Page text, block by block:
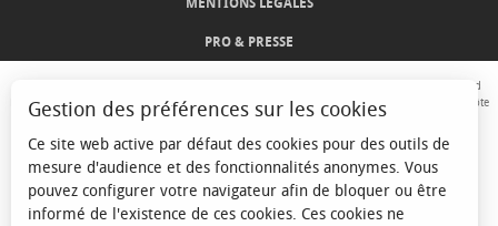
MENTIONS LÉGALES
PRO & PRESSE
Avec le concours de l'Union Européenne. L'Europe s'engage sur le Massif Alpin avec le fond
Européen de Développement Régional. Co-financé par le Conseil Régional Provence-Alpes-Côte
d'Azur et l'Etat, Commissariat Général des Territoires - FNADT - CIMA
Gestion des préférences sur les cookies
Ce site web active par défaut des cookies pour des outils de
mesure d'audience et des fonctionnalités anonymes. Vous
pouvez configurer votre navigateur afin de bloquer ou être
informé de l'existence de ces cookies. Ces cookies ne